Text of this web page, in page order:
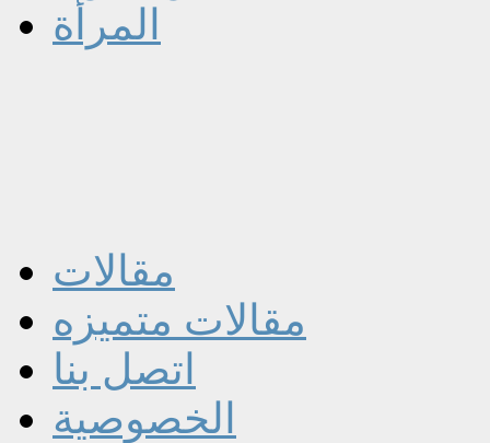
المرأة
مقالات
مقالات متميزه
اتصل بنا
الخصوصية